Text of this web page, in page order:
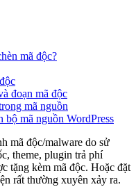
mã độc?
đoạn mã độc
mã nguồn
bộ mã nguồn WordPress
mã độc/malware do sử
theme, plugin trả phí
tặng kèm mã độc. Hoặc đặt
rất thường xuyên xảy ra.